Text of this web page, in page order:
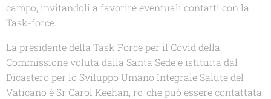
campo, invitandoli a favorire eventuali contatti con la
Task-force.
La presidente della Task Force per il Covid della
Commissione voluta dalla Santa Sede e istituita dal
Dicastero per lo Sviluppo Umano Integrale Salute del
Vaticano è Sr Carol Keehan, rc, che può essere contattata